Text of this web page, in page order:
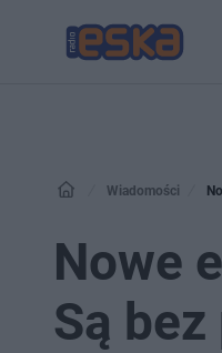
Wiadomości
Nowe
Są